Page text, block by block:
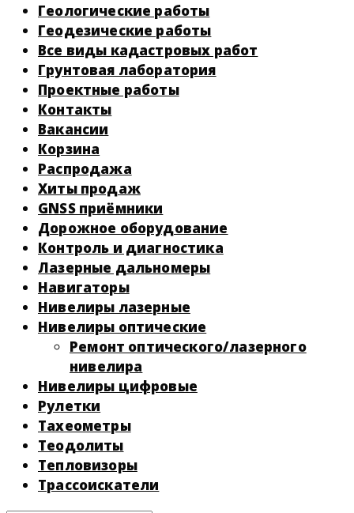
Геологические работы
Геодезические работы
Все виды кадастровых работ
Грунтовая лаборатория
Проектные работы
Контакты
Вакансии
Корзина
Распродажа
Хиты продаж
GNSS приёмники
Дорожное оборудование
Контроль и диагностика
Лазерные дальномеры
Навигаторы
Нивелиры лазерные
Нивелиры оптические
Ремонт оптического/лазерного
нивелира
Нивелиры цифровые
Рулетки
Тахеометры
Теодолиты
Тепловизоры
Трассоискатели